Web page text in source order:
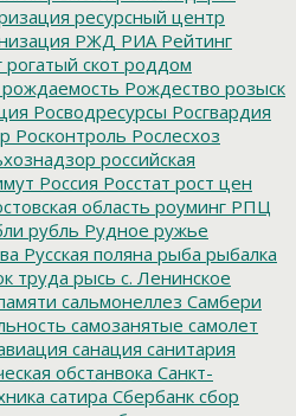
ресурсный центр
РЖД РИА Рейтинг
рогатый скот роддом
рождаемость Рождество розыск
Росводресурсы Росгвардия
Росконтроль Рослесхоз
российская
Россия Росстат рост цен
область роуминг РПЦ
рубль Рудное ружье
Русская поляна рыба рыбалка
труда рысь с. Ленинское
сальмонеллез Самбери
самозанятые самолет
санация санитария
обстанвока Санкт-
сатира Сбербанк сбор